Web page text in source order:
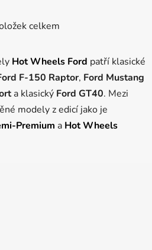
O
l
á
d
a
c
í
celkem
Hot Wheels Ford patří klasické
F-150 Raptor, Ford Mustang
a klasický Ford GT40. Mezi
modely z edicí jako je
Premium a Hot Wheels